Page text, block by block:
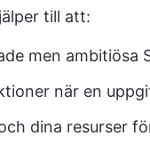
till att:
men ambitiösa
när en
dina resurser